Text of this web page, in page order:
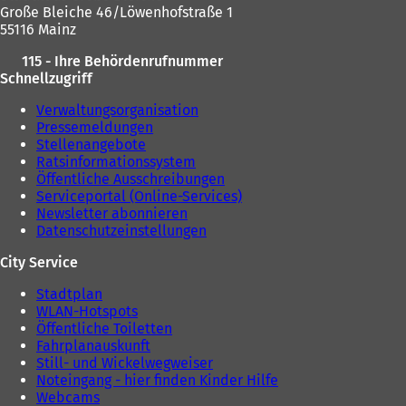
Große Bleiche 46/Löwenhofstraße 1
55116 Mainz
115 - Ihre Behördenrufnummer
Schnellzugriff
Verwaltungsorganisation
Pressemeldungen
Stellenangebote
Ratsinformationssystem
Öffentliche Ausschreibungen
Serviceportal (Online-Services)
Newsletter abonnieren
Datenschutzeinstellungen
City Service
Stadtplan
WLAN-Hotspots
Öffentliche Toiletten
Fahrplanauskunft
Still- und Wickelwegweiser
Noteingang - hier finden Kinder Hilfe
Webcams